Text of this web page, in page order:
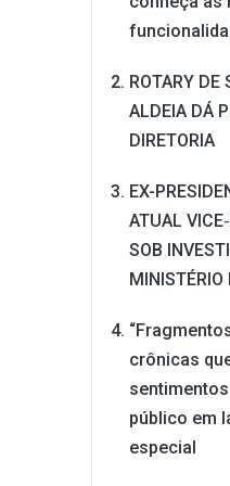
ROTARY DE
ALDEIA DÁ
DIRETORIA
EX-
ATUAL
SOB
MINISTÉRIO
crônicas
público em
especial